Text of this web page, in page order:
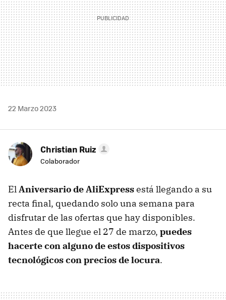
22 Marzo 2023
Christian Ruiz
Colaborador
ElAniversario de AliExpressestá llegando a su
recta final, quedando solo una semana para
disfrutar de las ofertas que hay disponibles.
Antes de que llegue el 27 de marzo, puedes
hacerte con alguno de estos dispositivos
tecnológicos con precios de locura.